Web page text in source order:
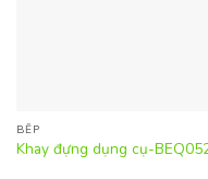
BẾP
Khay đựng dụng cụ-